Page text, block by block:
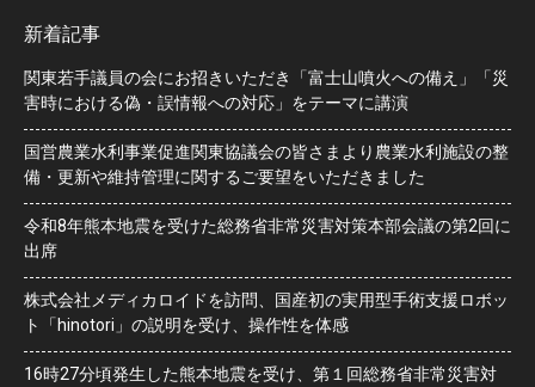
新着記事
関東若手議員の会にお招きいただき「富士山噴火への備え」「災
害時における偽・誤情報への対応」をテーマに講演
国営農業水利事業促進関東協議会の皆さまより農業水利施設の整
備・更新や維持管理に関するご要望をいただきました
令和8年熊本地震を受けた総務省非常災害対策本部会議の第2回に
出席
株式会社メディカロイドを訪問、国産初の実用型手術支援ロボッ
ト「hinotori」の説明を受け、操作性を体感
16時27分頃発生した熊本地震を受け、第１回総務省非常災害対